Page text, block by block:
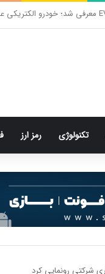
دانشمندان: برخی باکتری‌های
تکنولوژی رمز ارز
شرکتی رونمایی کرد